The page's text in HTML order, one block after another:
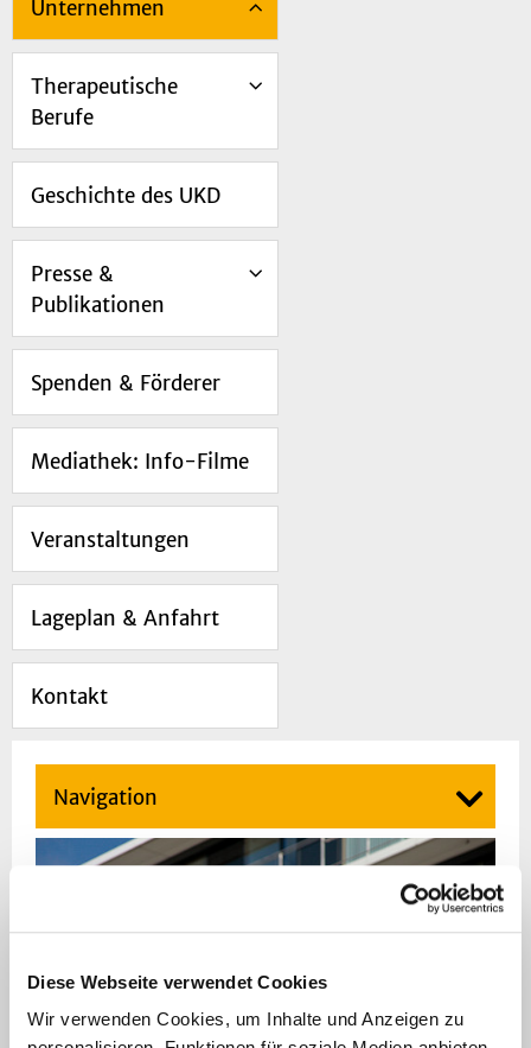
Diese Webseite verwendet Cookies
Wir verwenden Cookies, um Inhalte und Anzeigen zu
Unternehmen
Therapeutische
Berufe
Geschichte des UKD
Presse &
Publikationen
Spenden & Förderer
Mediathek: Info-Filme
Veranstaltungen
Lageplan & Anfahrt
Kontakt
Navigation